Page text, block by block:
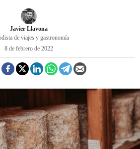
REGISTRO
INICIAR SESIÓN
Javier Llavona
de viajes y gastronomía
8 de febrero de 2022